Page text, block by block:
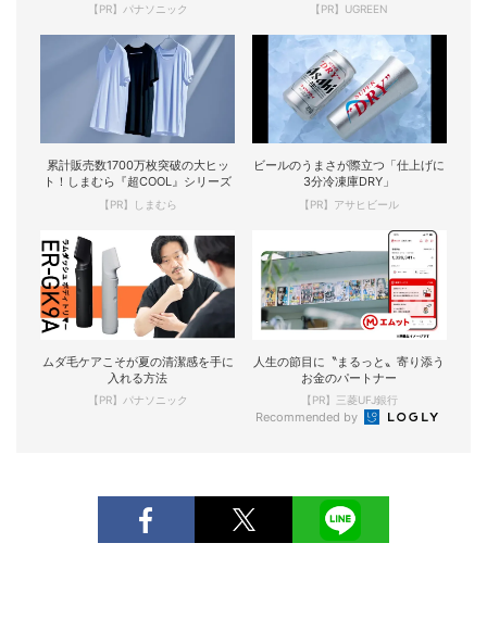
【PR】パナソニック 【PR】UGREEN
累計販売数1700万枚突破の大ヒッ
ト！しまむら『超COOL』シリーズ
【PR】しまむら
ビールのうまさが際立つ「仕上げに
3分冷凍庫DRY」
【PR】アサヒビール
ムダ毛ケアこそが夏の清潔感を手に
入れる方法
【PR】パナソニック
人生の節目に〝まるっと〟寄り添う
お金のパートナー
【PR】三菱UFJ銀行
Recommended by